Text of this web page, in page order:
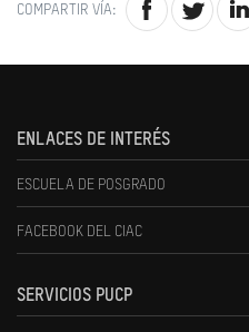
COMPARTIR VÍA:
ENLACES DE INTERÉS
ESCUELA DE POSGRADO
FACEBOOK DEL CIAC
SERVICIOS PUCP